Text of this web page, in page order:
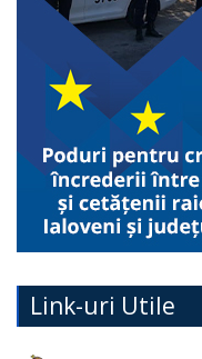
Link-uri Utile